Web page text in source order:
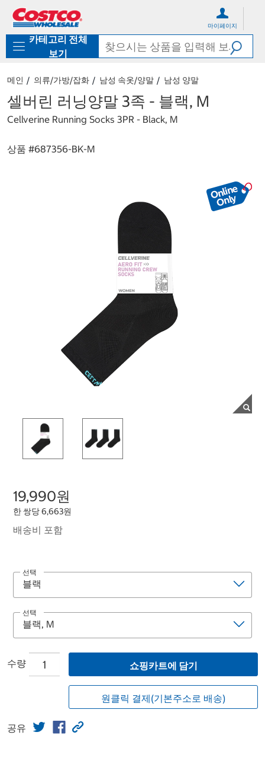
로
기
가
마이페이지
카테고리 전체
보기
메인 의류/가방/잡화 남성 속옷/양말 남성 양말
셀버린 러닝양말 3족 - 블랙, M
Cellverine Running Socks 3PR - Black, M
상품 #687356-BK-M
19,990원
한 쌍당 6,663원
배송비 포함
선택
선택
수량 쇼핑카트에 담기
원클릭 결제(기본주소로 배송)
공유